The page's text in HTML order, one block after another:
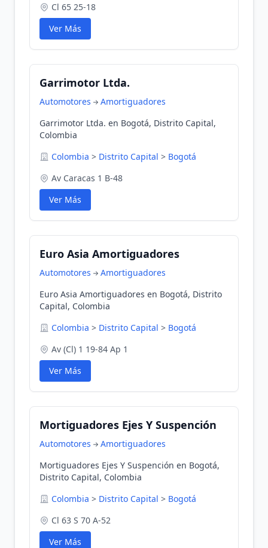
Cl 65 25-18
Ver Más
Garrimotor Ltda.
Automotores
Amortiguadores
Garrimotor Ltda. en Bogotá, Distrito Capital,
Colombia
Colombia > Distrito Capital > Bogotá
Av Caracas 1 B-48
Ver Más
Euro Asia Amortiguadores
Automotores
Amortiguadores
Euro Asia Amortiguadores en Bogotá, Distrito
Capital, Colombia
Colombia > Distrito Capital > Bogotá
Av (Cl) 1 19-84 Ap 1
Ver Más
Mortiguadores Ejes Y Suspención
Automotores
Amortiguadores
Mortiguadores Ejes Y Suspención en Bogotá,
Distrito Capital, Colombia
Colombia > Distrito Capital > Bogotá
Cl 63 S 70 A-52
Ver Más